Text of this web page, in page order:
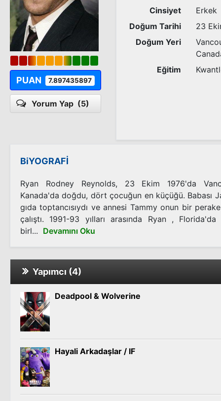
PUAN 7.897435897
Yorum Yap (5)
Cinsiyet
Erkek
Doğum Tarihi
23
Doğum Yeri
Eğitim
BiYOGRAFİ
Ryan Rodney Reynolds, 23 Ekim 1976'da
Kanada'da doğdu, dört çocuğun en küçüğü. Babası
gıda toptancısıydı ve annesi Tammy onun bir
çalıştı. 1991-93 yılları arasında Ryan ,
birl... Devamını Oku
Yapımcı (4)
Deadpool & Wolverine
Hayali Arkadaşlar / IF